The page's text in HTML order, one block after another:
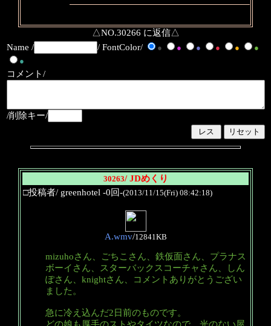
△NO.30266 に返信△
Name /
/ FontColor/ ● ● ● ● ●
●
●
コメント/
/削除キー/
30263/ JDめくり
□投稿者/ greenhotel -0回-(2013/11/15(Fri) 08:42:18)
A.wmv/12841KB
mizuhoさん、ごちこさん、鉄仮面さん、プラナス
ボーイさん、スターバックスコーチャさん、しん
ぽさん、knightさん、コメントありがとうござい
ました。
急に冷え込んだ2日前のものです。
どの娘も厚手のストやタイツなので、光のない屋